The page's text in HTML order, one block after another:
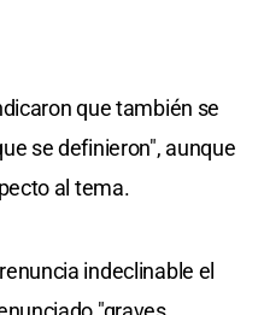
que también se
se definieron", aunque
al tema.
indeclinable el